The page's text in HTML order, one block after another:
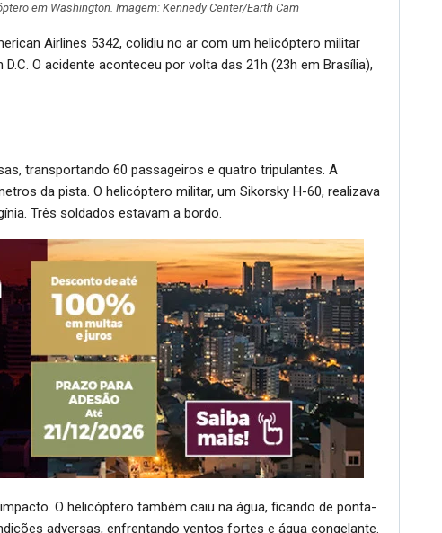
em Washington. Imagem: Kennedy Center/Earth Cam
Airlines 5342, colidiu no ar com um helicóptero militar
O acidente aconteceu por volta das 21h (23h em Brasília),
transportando 60 passageiros e quatro tripulantes. A
da pista. O helicóptero militar, um Sikorsky H-60, realizava
Três soldados estavam a bordo.
O helicóptero também caiu na água, ficando de ponta-
adversas, enfrentando ventos fortes e água congelante.